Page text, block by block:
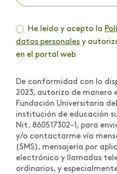
He leído y acepto la
datos personales y
en el portal web
De conformidad con lo
2023, autorizo de manera
Fundación Universitaria
institución de educación
Nit. 860517302-1, para
y/o contactarme vía
(SMS), mensajería por
electrónico y llamadas
ordinarios, y